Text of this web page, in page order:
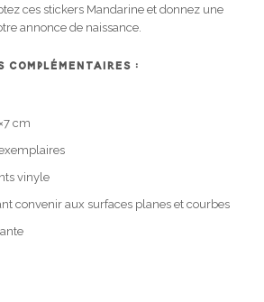
ces stickers Mandarine et donnez une
annonce de naissance.
COMPLÉMENTAIRES :
cm
vinyle
convenir aux surfaces planes et courbes